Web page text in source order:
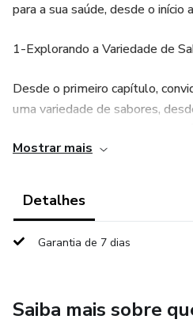
para a sua saúde, desde o início
1-Explorando a Variedade de
Desde o primeiro capítulo,
uma variedade de sabores,
criatividade culinária,
2. Nutrição como Prioridade
Aqui, nutrição não é apenas uma
prazer momentâneo; são
Mostrar mais
Detalhes
Garantia de 7 dias
Saiba mais sobre